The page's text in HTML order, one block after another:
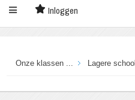
Inloggen
Onze klassen ... Lagere school